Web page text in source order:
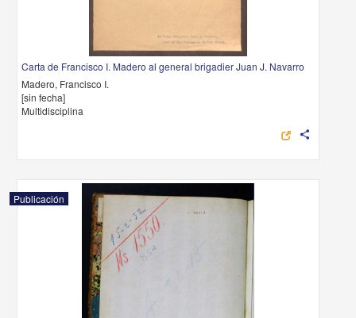
Carta de Francisco I. Madero al general brigadier Juan J. Navarro
Madero, Francisco I.
[sin fecha]
Multidisciplina
share
Publicación